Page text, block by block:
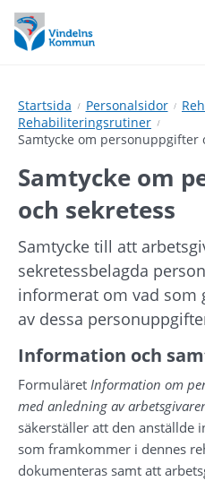
Hoppa
till
innehåll
Hoppa
till
undermeny
Startsida Personalsidor
Rehabiliteringsrutiner
Samtycke om personuppgifter
Samtycke om
och sekretess
Samtycke till att
sekretessbelagda
informerat om vad som
av dessa
Information och
Formuläret Information om
med anledning av
säkerställer att den
som framkommer i dennes
dokumenteras samt att